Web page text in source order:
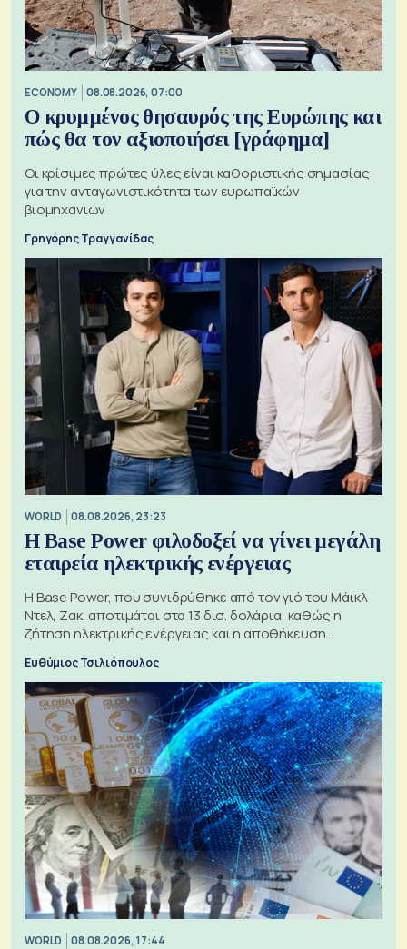
ECONOMY 08.08.2026, 07:00
Ο κρυμμένος θησαυρός της Ευρώπης και
πώς θα τον αξιοποιήσει [γράφημα]
Οι κρίσιμες πρώτες ύλες είναι καθοριστικής σημασίας
για την ανταγωνιστικότητα των ευρωπαϊκών
βιομηχανιών
Γρηγόρης Τραγγανίδας
WORLD 08.08.2026, 23:23
Η Base Power φιλοδοξεί να γίνει μεγάλη
εταιρεία ηλεκτρικής ενέργειας
Η Base Power, που συνιδρύθηκε από τον γιό του Μάικλ
Ντελ, Ζακ, αποτιμάται στα 13 δισ. δολάρια, καθώς η
ζήτηση ηλεκτρικής ενέργειας και η αποθήκευση
Ευθύμιος Τσιλιόπουλος
WORLD 08.08.2026, 17:44